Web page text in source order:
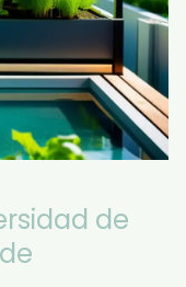
de